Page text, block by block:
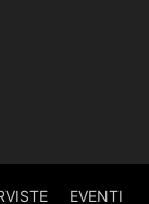
EVENTI